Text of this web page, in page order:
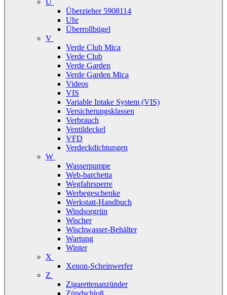
U
Überzieher 5908114
Uhr
Überrollbügel
V
Verde Club Mica
Verde Club
Verde Garden
Verde Garden Mica
Videos
VIS
Variable Intake System (VIS)
Versicherungsklassen
Verbrauch
Ventildeckel
VFD
Verdeckdichtungen
W
Wasserpumpe
Web-barchetta
Wegfahrsperre
Werbegeschenke
Werkstatt-Handbuch
Windsorgrün
Wischer
Wischwasser-Behälter
Wartung
Winter
X
Xenon-Scheinwerfer
Z
Zigarettenanzünder
Zündschloß